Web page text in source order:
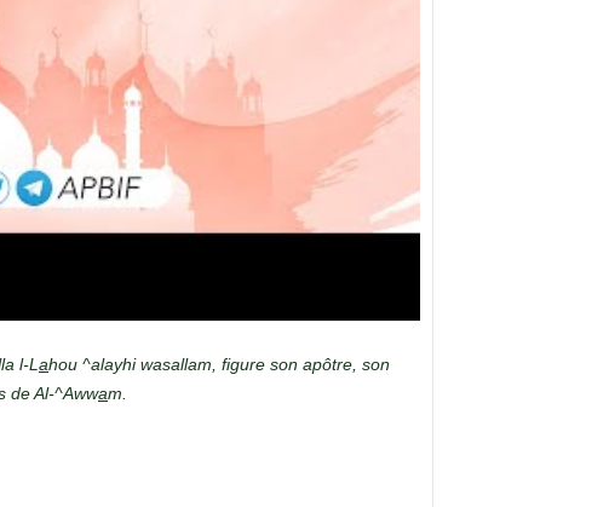
l-L ahou ^alayhi wasallam, figure son apôtre, son
de Al-^Awwam.